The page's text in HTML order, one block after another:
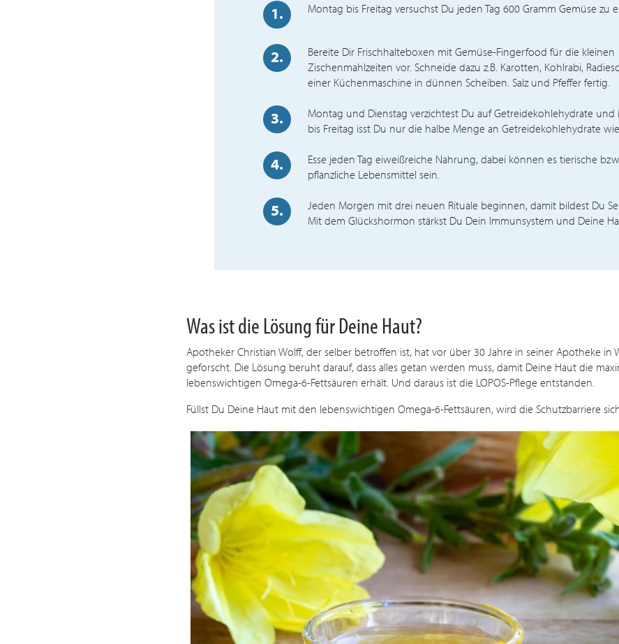
1. Montag bis Freitag versuchst Du jeden Tag 600 Gramm Gemüse zu
2.
Bereite Dir Frischhalteboxen mit Gemüse-Fingerfood für die kleinen
Zischenmahlzeiten vor. Schneide dazu z.B. Karotten, Kohlrabi,
einer Küchenmaschine in dünnen Scheiben. Salz und Pfeffer fertig.
3.
Montag und Dienstag verzichtest Du auf Getreidekohlehydrate
bis Freitag isst Du nur die halbe Menge an Getreidekohlehydrate
4.
Esse jeden Tag eiweißreiche Nahrung, dabei können es tierische bzw.
pflanzliche Lebensmittel sein.
5.
Jeden Morgen mit drei neuen Rituale beginnen, damit bildest Du
Mit dem Glückshormon stärkst Du Dein Immunsystem und Deine
Was ist die Lösung für Deine Haut?
Apotheker Christian Wolff, der selber betroffen ist, hat vor über 30 Jahre in seiner Apotheke in
geforscht. Die Lösung beruht darauf, dass alles getan werden muss, damit Deine Haut die
lebenswichtigen Omega-6-Fettsäuren erhält. Und daraus ist die LOPOS-Pflege entstanden.
Füllst Du Deine Haut mit den lebenswichtigen Omega-6-Fettsäuren, wird die Schutzbarriere